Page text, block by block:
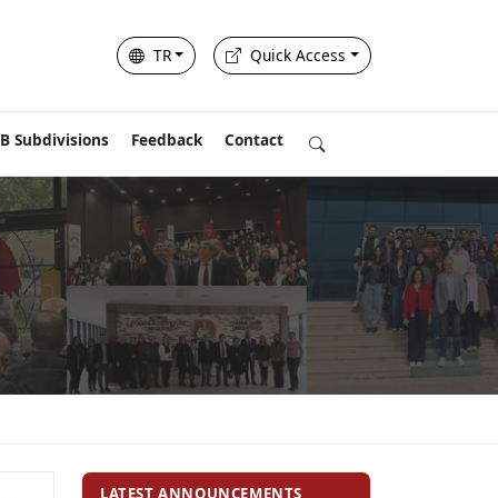
TR Quick Access
Subdivisions Feedback Contact
LATEST ANNOUNCEMENTS